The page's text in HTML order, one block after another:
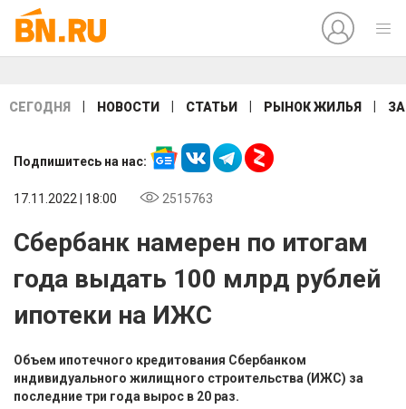
СЕГОДНЯ НОВОСТИ СТАТЬИ РЫНОК ЖИЛЬЯ
Подпишитесь на нас:
17.11.2022 | 18:00 2515763
Сбербанк намерен по итогам
года выдать 100 млрд рублей
ипотеки на ИЖС
Объем ипотечного кредитования Сбербанком
индивидуального жилищного строительства (ИЖС) за
последние три года вырос в 20 раз.